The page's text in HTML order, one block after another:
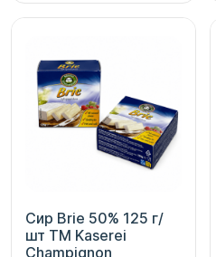
Сир Brie 50% 125 г/
шт ТМ Kaserei
Champignon